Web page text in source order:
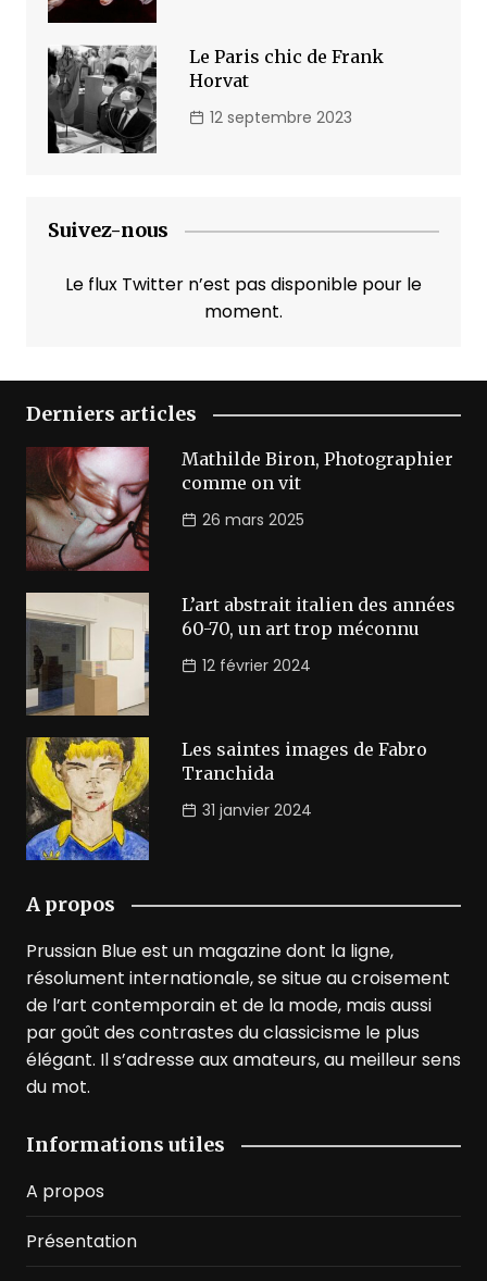
Le Paris chic de Frank
Horvat
12 septembre 2023
Suivez-nous
Le flux Twitter n’est pas disponible pour le
moment.
Derniers articles
Mathilde Biron, Photographier
comme on vit
26 mars 2025
L’art abstrait italien des années
60-70, un art trop méconnu
12 février 2024
Les saintes images de Fabro
Tranchida
31 janvier 2024
A propos
Prussian Blue est un magazine dont la ligne,
résolument internationale, se situe au croisement
de l’art contemporain et de la mode, mais aussi
par goût des contrastes du classicisme le plus
élégant. Il s’adresse aux amateurs, au meilleur sens
du mot.
Informations utiles
A propos
Présentation